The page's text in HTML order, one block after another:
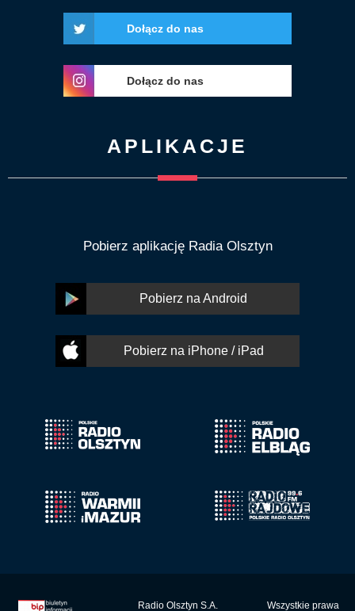
Dołącz do nas
Dołącz do nas
APLIKACJE
Pobierz aplikację Radia Olsztyn
Pobierz na Android
Pobierz na iPhone / iPad
Radio Olsztyn S.A. Wszystkie prawa